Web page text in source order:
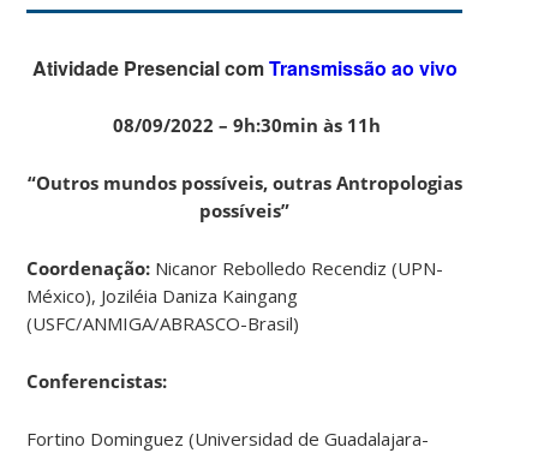
Atividade Presencial comTransmissão ao vivo
08/09/2022 – 9h:30min às 11h
“Outros mundos possíveis, outras Antropologias
possíveis”
Coordenação: Nicanor Rebolledo Recendiz (UPN-
México), Joziléia Daniza Kaingang
(USFC/ANMIGA/ABRASCO-Brasil)
Conferencistas:
Fortino Dominguez (Universidad de Guadalajara-